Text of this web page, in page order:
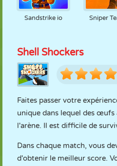
Sandstrike io Sniper
Shell Shockers
Faites passer votre
unique dans lequel des
l'arène. Il est difficile de
Dans chaque match, vous
d'obtenir le meilleur score.